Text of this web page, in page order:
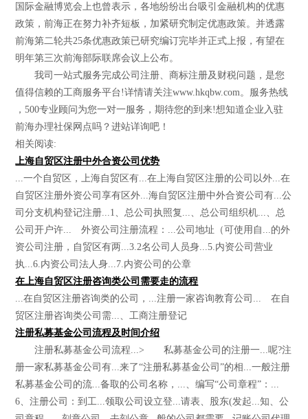
国际金融博览会上也曾表示，各地纷纷出台吸引金融机构的优惠
政策，前海正在努力补齐短板，加紧研究制定优惠政策。并透露
前海第二轮共25条优惠政策已研究编订完毕并正式上报，有望在
明年第三次前海部际联席会议上公布。
我司一站式服务完成公司注册、商标注册及财税问题，是您
值得信赖的工商服务平台!详情请关注www.hkqbw.com。服务热线
，500专业顾问为您一对一服务，期待您的到来!想知道企业入驻
前海办理社保网点吗？进站详询吧！
相关阅读:
上海自贸区注册中外合资公司优势
...一个自贸区，上海自贸区有...在上海自贸区注册的公司以外...在
自贸区注册外资公司享有区外...海自贸区注册中外合资公司有...公
司分支机构登记注册...1、总公司执照复...、总公司组织机...、总
公司开户许... 外资公司注册流程：...公司地址（可使用自...的外
资公司注册，自贸区有两...3.2名公司人员身...5.内资公司营业
执...6.内资公司法人身...7.内资公司的公章
在上海自贸区注册咨询类公司需要走的流程
...在自贸区注册咨询类的公司，...注册一家咨询教育公司... 在自
贸区注册咨询类公司需...、工商注册登记
注册私募基金公司流程及时间介绍
注册私募基金公司流程...> 私募基金公司的注册一...呢?注
册一家私募基金公司有...来了“注册私募基金公司”的相...一般注册
私募基金公司的流...备取的公司名称，...、编写“公司章程”：...
6、注册公司：到工...领取公司设立登...请表、股东(发起...知、公